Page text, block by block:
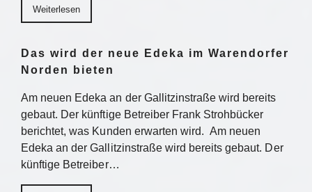
Weiterlesen
Das wird der neue Edeka im Warendorfer
Norden bieten
Am neuen Edeka an der Gallitzinstraße wird bereits
gebaut. Der künftige Betreiber Frank Strohbücker
berichtet, was Kunden erwarten wird. Am neuen
Edeka an der Gallitzinstraße wird bereits gebaut. Der
künftige Betreiber…